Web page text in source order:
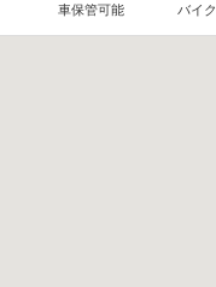
車保管可能 バイ